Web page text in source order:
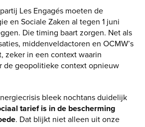
Les Engagés moeten de
en Sociale Zaken al tegen 1 juni
Die timing baart zorgen. Net als
middenveldactoren en OCMW’s
zeker in een context waarin
de geopolitieke context opnieuw
bleek nochtans duidelijk
tarief is in de bescherming
. Dat blijkt niet alleen uit onze